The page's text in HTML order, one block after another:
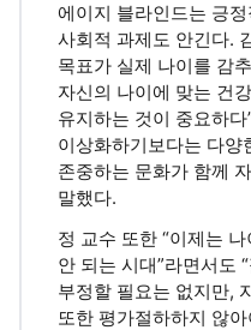
에이지 블라인드는 긍
사회적 과제도 안긴다.
목표가 실제 나이를 감
자신의 나이에 맞는 건
유지하는 것이 중요하
이상화하기보다는 다양
존중하는 문화가 함께
말했다.
정 교수 또한 “이제는
안 되는 시대”라면서도
부정할 필요는 없지만,
또한 평가절하하지 않